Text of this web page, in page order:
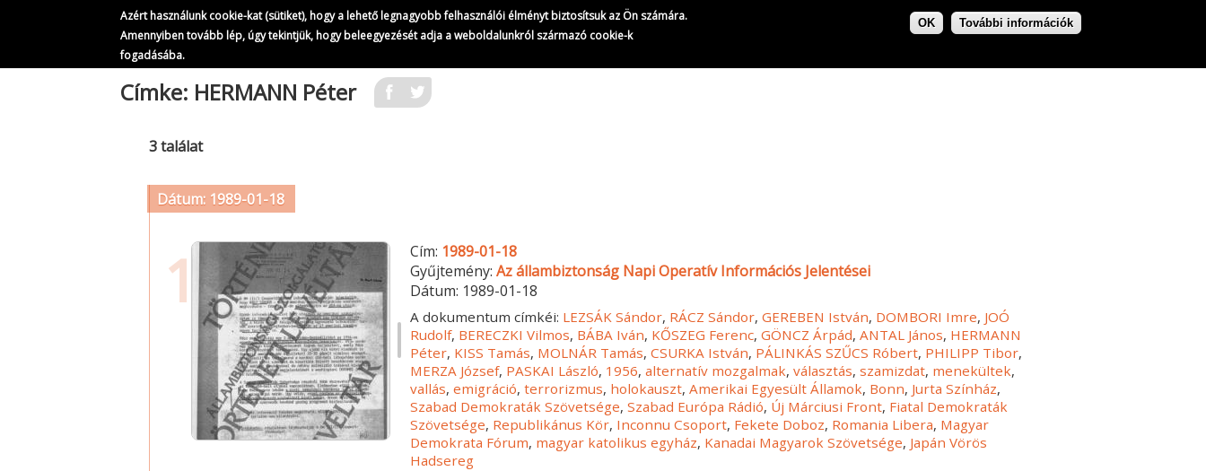
Azért használunk cookie-kat (sütiket), hogy a lehető legnagyobb felhasználói élményt biztosítsuk az Ön számára.
Amennyiben tovább lép, úgy tekintjük, hogy beleegyezését adja a weboldalunkról származó cookie-k
fogadásába.
OK További információk
Címke: HERMANN Péter
3 találat
Dátum: 1989-01-18
1 Cím: 1989-01-18
Gyűjtemény:Az állambiztonság Napi Operatív Információs Jelentései
Dátum: 1989-01-18
A dokumentum címkéi: LEZSÁK Sándor, RÁCZ Sándor,GEREBEN István, DOMBORI Imre, JOÓ
Rudolf, BERECZKI Vilmos, BÁBA Iván, KŐSZEG Ferenc,GÖNCZ Árpád,ANTAL János, HERMANN
Péter, KISS Tamás, MOLNÁR Tamás,CSURKA István, PÁLINKÁS SZŰCS Róbert, PHILIPP Tibor,
MERZA József, PASKAI László, 1956,alternatív mozgalmak,választás,szamizdat, menekültek,
vallás,emigráció,terrorizmus, holokauszt,Amerikai Egyesült Államok, Bonn, Jurta Színház,
Szabad Demokraták Szövetsége,Szabad Európa Rádió, Új Márciusi Front, Fiatal Demokraták
Szövetsége, Republikánus Kör, Inconnu Csoport, Fekete Doboz, Romania Libera, Magyar
Demokrata Fórum, magyar katolikus egyház, Kanadai Magyarok Szövetsége, Japán Vörös
Hadsereg